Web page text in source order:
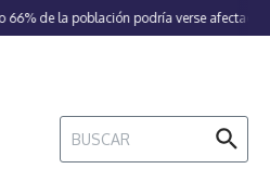
66% de la población podría verse afectada
Buscar: